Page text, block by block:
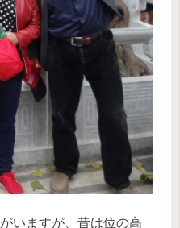
いますが、昔は位の高